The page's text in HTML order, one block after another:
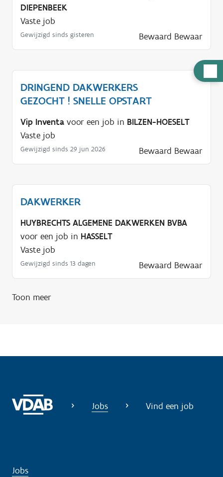
u
d
i
DIEPENBEEK
Vaste job
Gewijzigd sinds gisteren Bewaard Bewaar
DRINGEND DAKWERKERS
GEZOCHT ! SNELLE OPSTART
Vip Inventa voor een job in BILZEN-HOESELT
Vaste job
Gewijzigd sinds 29 jun 2026 Bewaard Bewaar
DAKWERKER
HUYBRECHTS ALGEMENE DAKWERKEN BVBA
voor een job in HASSELT
Vaste job
Gewijzigd sinds 13 dagen Bewaard Bewaar
Toon meer
Jobs Vind een job
Jobs